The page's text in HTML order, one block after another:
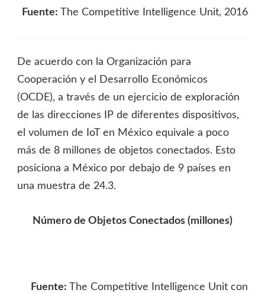
Fuente: The Competitive Intelligence Unit, 2016
De acuerdo con la Organización para
Cooperación y el Desarrollo Económicos
(OCDE), a través de un ejercicio de exploración
de las direcciones IP de diferentes dispositivos,
el volumen de IoT en México equivale a poco
más de 8 millones de objetos conectados. Esto
posiciona a México por debajo de 9 países en
una muestra de 24.3.
Número de Objetos Conectados (millones)
Fuente: The Competitive Intelligence Unit con